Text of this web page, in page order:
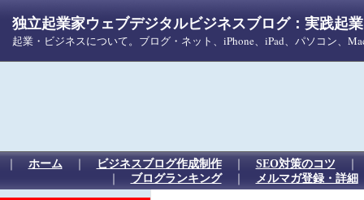
独立起業家ウェブデジタルビジネスブログ：実践起
起業・ビジネスについて。ブログ・ネット、iPhone、iPad、パソコン、
｜ ホーム ｜ ビジネスブログ作成制作｜ SEO対策のコツ
｜ ブログランキング｜ メルマガ登録・詳細